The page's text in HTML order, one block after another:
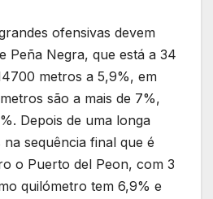
ofensivas devem
Peña Negra, que está a 34
metros a 5,9%, em
são a mais de 7%,
Depois de uma longa
sequência final que é
o Puerto del Peon, com 3
quilómetro tem 6,9% e